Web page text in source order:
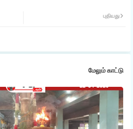
ap
புதியது
மேலும் காட்டு